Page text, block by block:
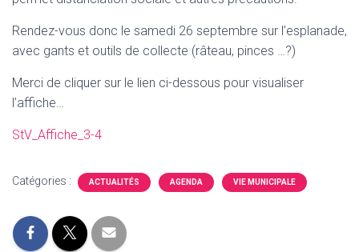
Rendez-vous donc le samedi 26 septembre sur l’esplanade,
avec gants et outils de collecte (râteau, pinces …?)
Merci de cliquer sur le lien ci-dessous pour visualiser
l’affiche…
StV_Affiche_3-4
Catégories : ACTUALITÉS AGENDA VIE MUNICIPALE